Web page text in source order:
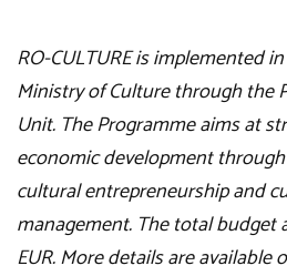
RO-CULTUREis implemented
Ministry of Culture through the
Unit. The Programme aims at
economic development
cultural entrepreneurship and
management. The total
EUR. More details are available